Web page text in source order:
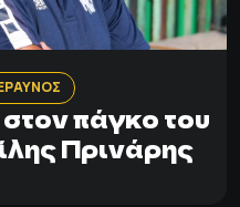
πάγκο του
Πρινάρης